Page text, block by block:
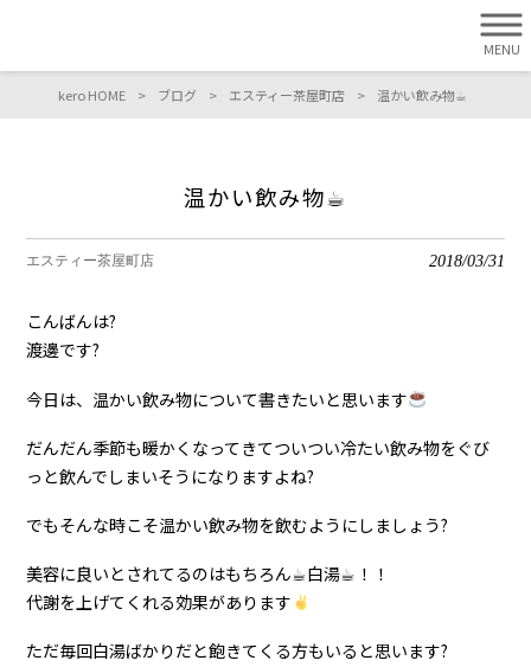
MENU
kero HOME > ブログ > エスティー茶屋町店 > 温かい飲み物☕︎
温かい飲み物☕︎
エスティー茶屋町店 2018/03/31
こんばんは?
渡邊です?
今日は、温かい飲み物について書きたいと思います
だんだん季節も暖かくなってきてついつい冷たい飲み物をぐび
っと飲んでしまいそうになりますよね?
でもそんな時こそ温かい飲み物を飲むようにしましょう?
美容に良いとされてるのはもちろん☕︎白湯☕︎！！
代謝を上げてくれる効果があります
ただ毎回白湯ばかりだと飽きてくる方もいると思います?